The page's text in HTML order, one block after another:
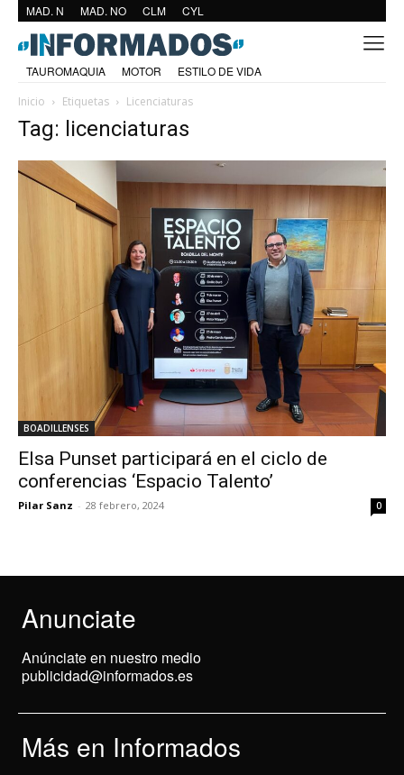
MAD. N MAD. NO CLM CYL
TAUROMAQUIA MOTOR
ESTILO DE VIDA
Inicio
Etiquetas Licenciaturas
Tag: licenciaturas
BOADILLENSES
Elsa Punset participará en el ciclo de
conferencias ‘Espacio Talento’
Pilar Sanz - 28 febrero, 2024 0
Anunciate
Anúnciate en nuestro medio
publicidad@informados.es
Más en Informados